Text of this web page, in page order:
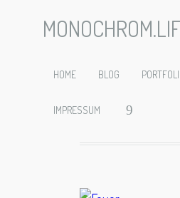
HOME BLOG
IMPRESSUM